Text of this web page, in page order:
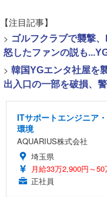
【注目記事】
> ゴルフクラブで襲撃
怒したファンの説も
> 韓国YGエンタ社屋を
出入口の一部を破損、
ITサポートエンジニア
環境
AQUARIUS株式会社
埼玉県
月給33万2,900円～50
正社員